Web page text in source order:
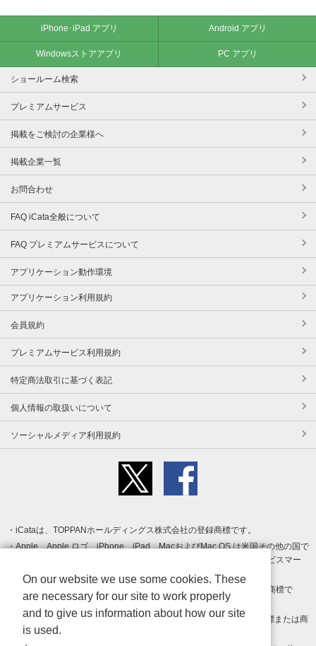
iPhone･iPad アプリ Android アプリ
Windowsストアアプリ PC アプリ
ショールーム検索
プレミアムサービス
掲載をご検討の企業様へ
掲載企業一覧
お問合わせ
FAQ iCata全般について
FAQ プレミアムサービスについて
アプリケーション動作環境
アプリケーション利用規約
会員規約
プレミアムサービス利用規約
特定商法取引に基づく表記
個人情報の取扱いについて
ソーシャルメディア利用規約
iCataは、TOPPANホールディングス株式会社の登録商標です。
Apple、Apple ロゴ、iPhone、iPad、MacおよびMac OS は米国その他の国で
登録された Apple Inc. の商標です。App Store は Apple Inc. のサービスマー
クです。
Android、Google Play および Google Play ロゴ は Google LLC の商標で
す。
Windows は Microsoft Inc.の米国およびその他の国における登録商標または商
標です。
On our website we use some cookies. These
are necessary for our site to work properly
and to give us information about how our site
is used.